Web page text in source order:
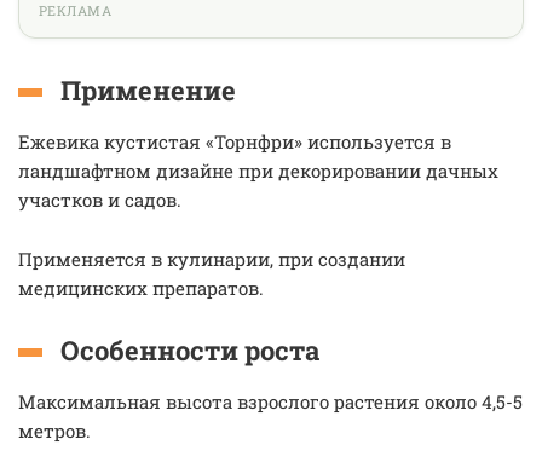
РЕКЛАМА
Применение
Ежевика кустистая «Торнфри» используется в
ландшафтном дизайне при декорировании дачных
участков и садов.
Применяется в кулинарии, при создании
медицинских препаратов.
Особенности роста
Максимальная высота взрослого растения около 4,5-5
метров.